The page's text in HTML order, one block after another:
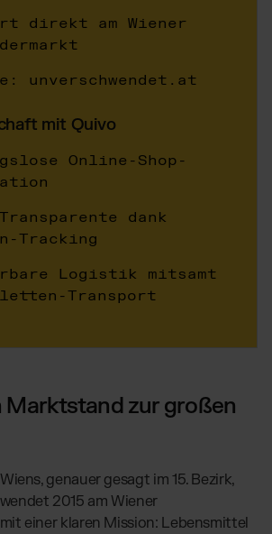
Fulfillment (Adobe Commerce)
Fulfillment
direkt am Wiener
unverschwendet.at
mit Quivo
Online-Shop-
dank
Tracking
Logistik mitsamt
Transport
Marktstand zur großen
genauer gesagt im 15. Bezirk,
2015 am Wiener
einer klaren Mission: Lebensmittel